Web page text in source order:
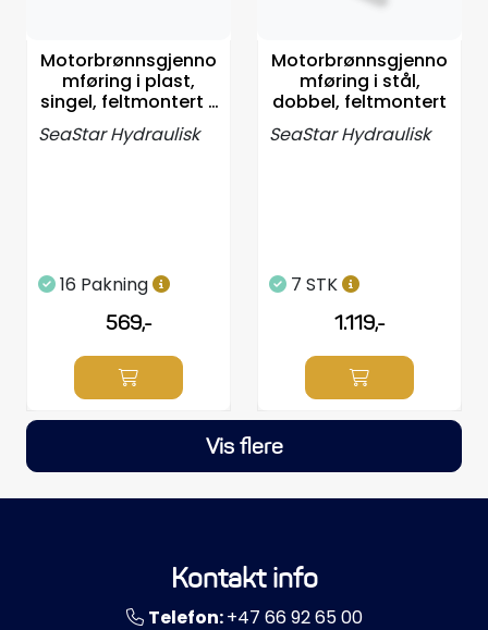
Motorbrønnsgjenno
mføring i plast,
singel, feltmontert -
2stk
SeaStar Hydraulisk
16 Pakning
569,-
Motorbrønnsgjenno
mføring i stål,
dobbel, feltmontert
SeaStar Hydraulisk
7 STK
1.119,-
Vis flere
Kontakt info
Telefon:+47 66 92 65 00